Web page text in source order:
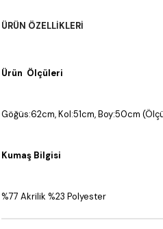
ÜRÜN ÖZELLIKLERI
Ürün Ölçüleri
Göğüs:62cm, Kol:51cm, Boy:50cm
Kumaş Bilgisi
%77 Akrilik %23 Polyester